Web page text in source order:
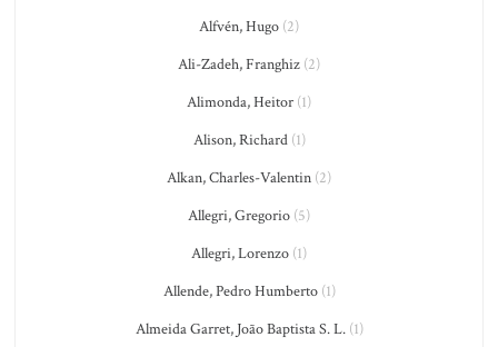
Alfvén, Hugo (2)
Ali-Zadeh, Franghiz (2)
Alimonda, Heitor (1)
Alison, Richard(1)
Alkan, Charles-Valentin (2)
Allegri, Gregorio (5)
Allegri, Lorenzo (1)
Allende, Pedro Humberto(1)
Almeida Garret, João Baptista S. L.(1)